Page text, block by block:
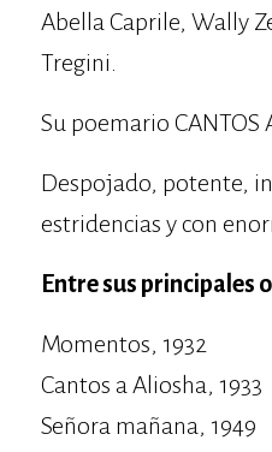
Abella Caprile, Wally
Tregini.
Su poemario CANTOS
Despojado, potente,
estridencias y con
Entre sus principales
Momentos, 1932
Cantos a Aliosha, 1933
Señora mañana, 1949